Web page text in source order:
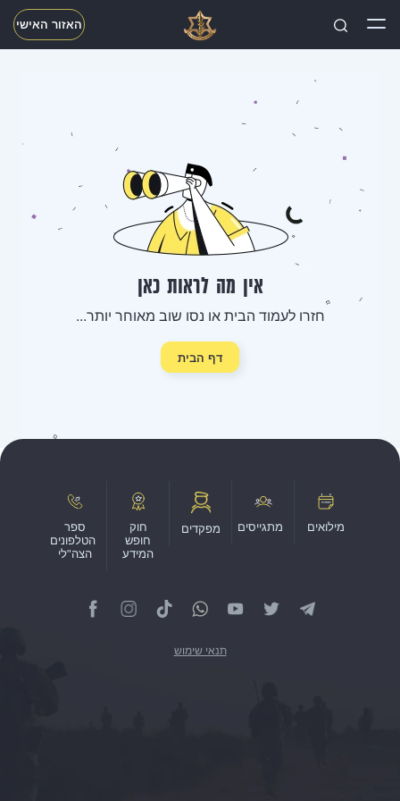
חפשו האזור האישי
אין מה לראות כאן
חזרו לעמוד הבית או נסו שוב מאוחר יותר...
דף הבית
מילואים מתגייסים מפקדים
חוק
חופש
המידע
ספר
הטלפונים
הצה"לי
תנאי שימוש